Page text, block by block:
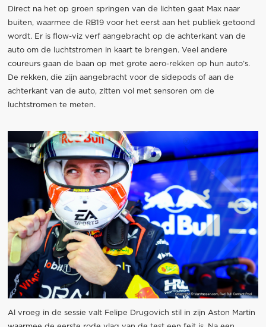
Direct na het op groen springen van de lichten gaat Max naar
buiten, waarmee de RB19 voor het eerst aan het publiek getoond
wordt. Er is flow-viz verf aangebracht op de achterkant van de
auto om de luchtstromen in kaart te brengen. Veel andere
coureurs gaan de baan op met grote aero-rekken op hun auto’s.
De rekken, die zijn aangebracht voor de sidepods of aan de
achterkant van de auto, zitten vol met sensoren om de
luchtstromen te meten.
Al vroeg in de sessie valt Felipe Drugovich stil in zijn Aston Martin